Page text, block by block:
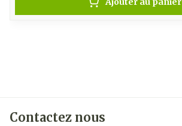
Contactez nous